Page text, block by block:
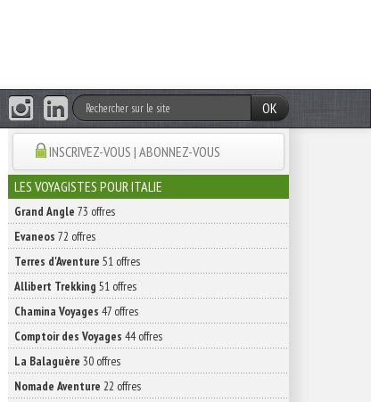
OK
INSCRIVEZ-VOUS | ABONNEZ-VOUS
LES VOYAGISTES POUR ITALIE
Grand Angle 73 offres
Evaneos 72 offres
Terres d'Aventure 51 offres
Allibert Trekking 51 offres
Chamina Voyages 47 offres
Comptoir des Voyages 44 offres
La Balaguère 30 offres
Nomade Aventure 22 offres